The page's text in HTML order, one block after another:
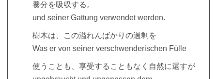
養分を吸収する。
und seiner Gattung verwendet werden.
樹木は、この溢れんばかりの過剰を
Was er von seiner verschwenderischen Fülle
使うことも、享受することもなく自然に還すが